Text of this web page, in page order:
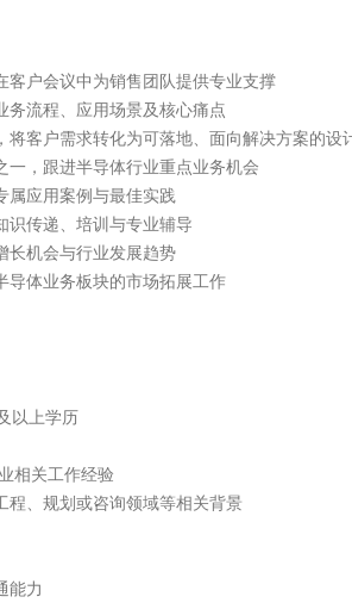
客户会议中为销售团队提供专业支撑
务流程、应用场景及核心痛点
将客户需求转化为可落地、面向解决方案的设
一，跟进半导体行业重点业务机会
属应用案例与最佳实践
识传递、培训与专业辅导
长机会与行业发展趋势
导体业务板块的市场拓展工作
以上学历
相关工作经验
程、规划或咨询领域等相关背景
能力